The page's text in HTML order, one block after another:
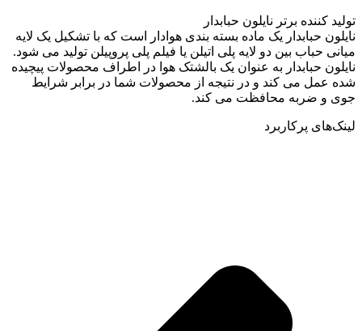
تولید کننده برتر نایلون حبابدار
نایلون حبابدار یک ماده بسته بندی هوادار است که با تشکیل یک لایه
میانی حباب بین دو لایه پلی اتیلن یا فیلم پلی پروپیلن تولید می شود.
نایلون حبابدار به عنوان یک بالشتک هوا در اطراف محصولات پیچیده
شده عمل می کند و در نتیجه از محصولات شما در برابر شرایط
جوی و ضربه محافظت می کند.
لینک‌های پرکاربرد